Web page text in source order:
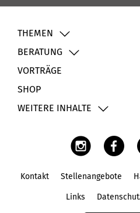
THEMEN
BERATUNG
VORTRÄGE
SHOP
WEITERE INHALTE
Kontakt Stellenangebote
Links